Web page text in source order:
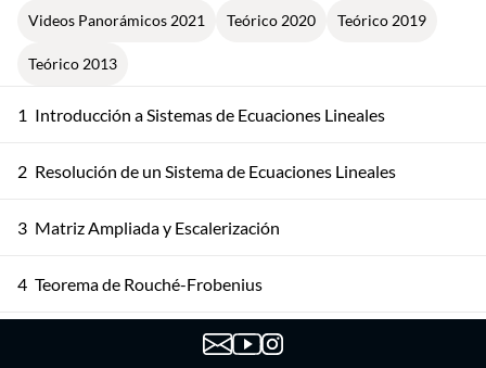
Videos Panorámicos 2021 Teórico 2020 Teórico 2019
Teórico 2013
1 Introducción a Sistemas de Ecuaciones Lineales
2 Resolución de un Sistema de Ecuaciones Lineales
3 Matriz Ampliada y Escalerización
4 Teorema de Rouché-Frobenius
Introducción a Matrices